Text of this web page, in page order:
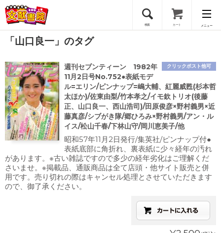
検索 カート メニュー
会員登録
ログイン
「山口良一」のタグ
クリックポスト他可
週刊セブンティーン 1982年
11月2日号No.752●表紙モデ
ル=エリン/ピンナップ=嶋大輔、紅麗威甦(杉本哲
太ほか)/佐東由梨/竹本孝之/イモ欽トリオ(後藤
正、山口良一、西山浩司)/田原俊彦×野村義男×近
藤真彦/シブがき隊/郷ひろみ×野村義男/アン・ル
イス/松山千春/下林山守/岡川恵美子/他
昭和57年11月2日発行/集英社/ピンナップ付●
表紙底部に角折れ、裏表紙に少々経年の汚れ
があります。※古い雑誌ですので多少の経年劣化はご理解くだ
さいませ。※掲載品、通販商品は全て店頭・他サイト販売と併
用です。売り切れの際はキャンセル処理とさせていただきます
ので、御了承ください。